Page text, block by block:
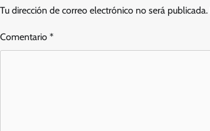
Tu dirección de correo electrónico no será publicada.
Comentario *